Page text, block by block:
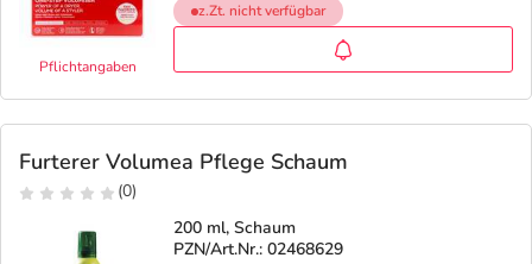
Pflichtangaben
z.Zt. nicht verfügbar
Furterer Volumea Pflege Schaum
(0)
200 ml, Schaum
PZN/Art.Nr.: 02468629